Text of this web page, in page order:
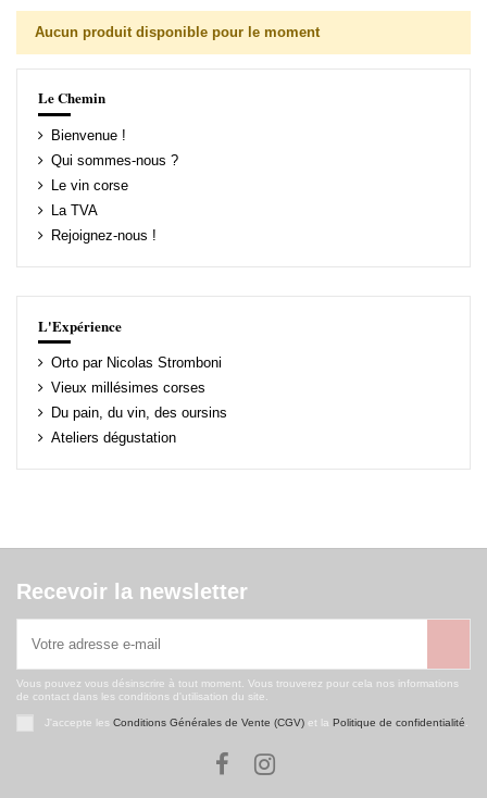
Aucun produit disponible pour le moment
Le Chemin
Bienvenue !
Qui sommes-nous ?
Le vin corse
La TVA
Rejoignez-nous !
L'Expérience
Orto par Nicolas Stromboni
Vieux millésimes corses
Du pain, du vin, des oursins
Ateliers dégustation
Recevoir la newsletter
Vous pouvez vous désinscrire à tout moment. Vous trouverez pour cela nos informations
de contact dans les conditions d'utilisation du site.
J'accepte les Conditions Générales de Vente (CGV)et la Politique de confidentialité